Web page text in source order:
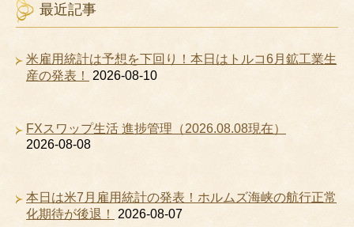
最近記事
米雇用統計は予想を下回り！本日はトルコ6月鉱工業生
産の発表！
2026-08-10
FXスワップ生活 進捗管理（2026.08.08現在）
2026-08-08
本日は米7月雇用統計の発表！ホルムズ海峡の航行正常
化期待が後退！
2026-08-07